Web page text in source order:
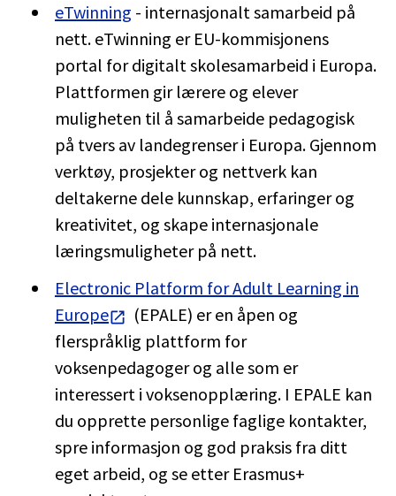
eTwinning - internasjonalt samarbeid på
nett. eTwinning er EU-kommisjonens
portal for digitalt skolesamarbeid i Europa.
Plattformen gir lærere og elever
muligheten til å samarbeide pedagogisk
på tvers av landegrenser i Europa. Gjennom
verktøy, prosjekter og nettverk kan
deltakerne dele kunnskap, erfaringer og
kreativitet, og skape internasjonale
læringsmuligheter på nett.
Electronic Platform for Adult Learning in
Europe
(EPALE) er en åpen og
flerspråklig plattform for
voksenpedagoger og alle som er
interessert i voksenopplæring. I EPALE kan
du opprette personlige faglige kontakter,
spre informasjon og god praksis fra ditt
eget arbeid, og se etter Erasmus+